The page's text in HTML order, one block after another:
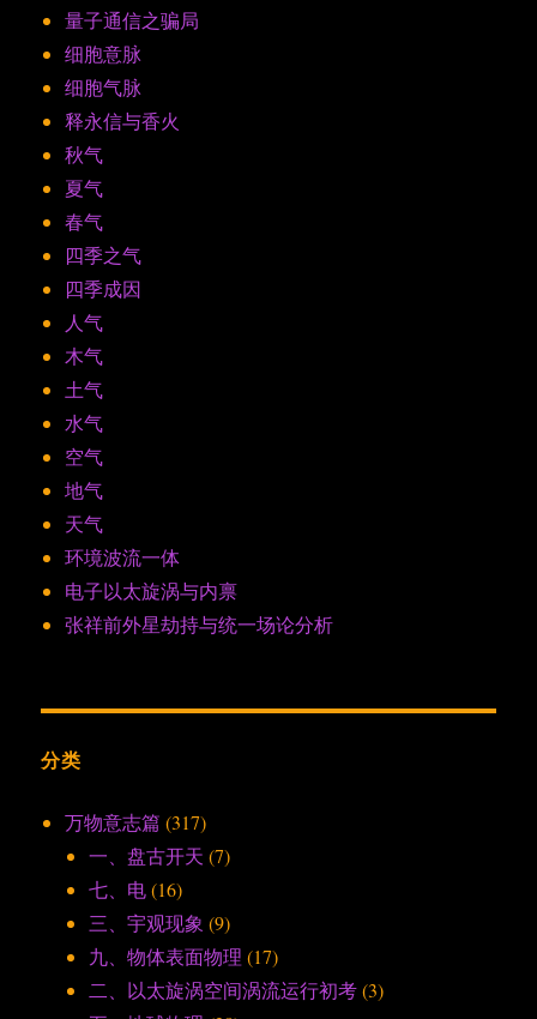
量子通信之骗局
细胞意脉
细胞气脉
释永信与香火
秋气
夏气
春气
四季之气
四季成因
人气
木气
土气
水气
空气
地气
天气
环境波流一体
电子以太旋涡与内禀
张祥前外星劫持与统一场论分析
分类
万物意志篇 (317)
一、盘古开天 (7)
七、电(16)
三、宇观现象 (9)
九、物体表面物理 (17)
二、以太旋涡空间涡流运行初考(3)